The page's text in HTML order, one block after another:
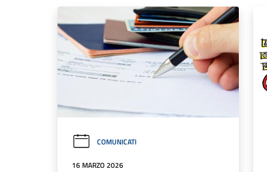
COMUNICATI
16 MARZO 2026